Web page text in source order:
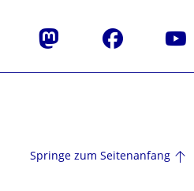
Mastodon Facebook
Springe zum Seitenanfang